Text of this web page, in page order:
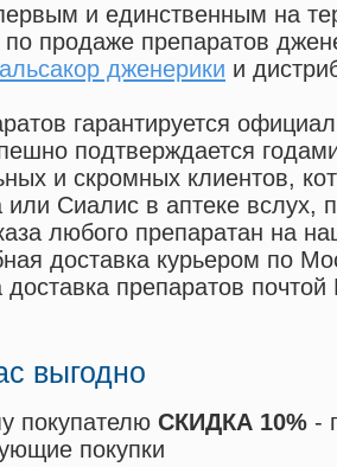
и единственным на
по продаже препаратов
дженерики и
гарантируется
подтверждается
и скромных клиентов,
или Сиалис в аптеке вслух,
любого препаратан на
доставка курьером по
препаратов
выгодно
покупателю СКИДКА 10% -
покупки